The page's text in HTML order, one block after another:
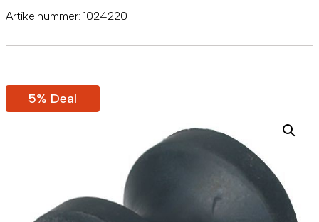
Artikelnummer: 1024220
5% Deal